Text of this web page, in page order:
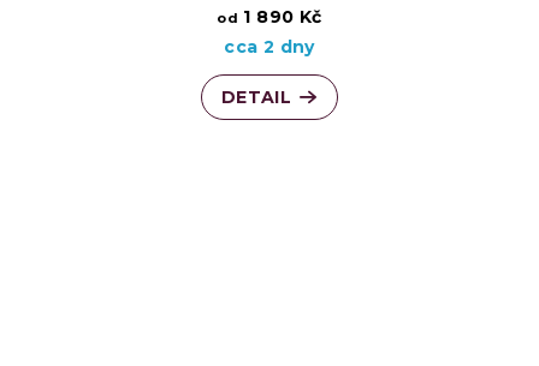
od 1 890 Kč
cca 2 dny
DETAIL